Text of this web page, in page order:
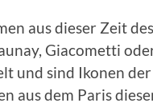
aus dieser Zeit
Giacometti
und sind Ikonen
aus dem Paris